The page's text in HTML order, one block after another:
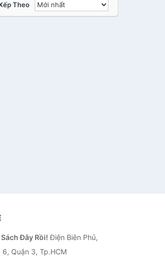
Theo
Sách Đây Rồi! Điện Biên Phủ,
6, Quận 3, Tp.HCM